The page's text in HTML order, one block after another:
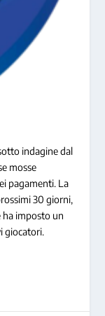
indagine dal
mosse
pagamenti. La
30 giorni,
ha imposto un
giocatori.